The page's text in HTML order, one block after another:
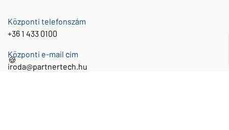
Központi telefonszám
+36 1 433 0100
Központi e-mail cím
iroda@partnertech.hu
🍪